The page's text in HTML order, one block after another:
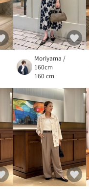
Moriyama /
160cm
160 cm